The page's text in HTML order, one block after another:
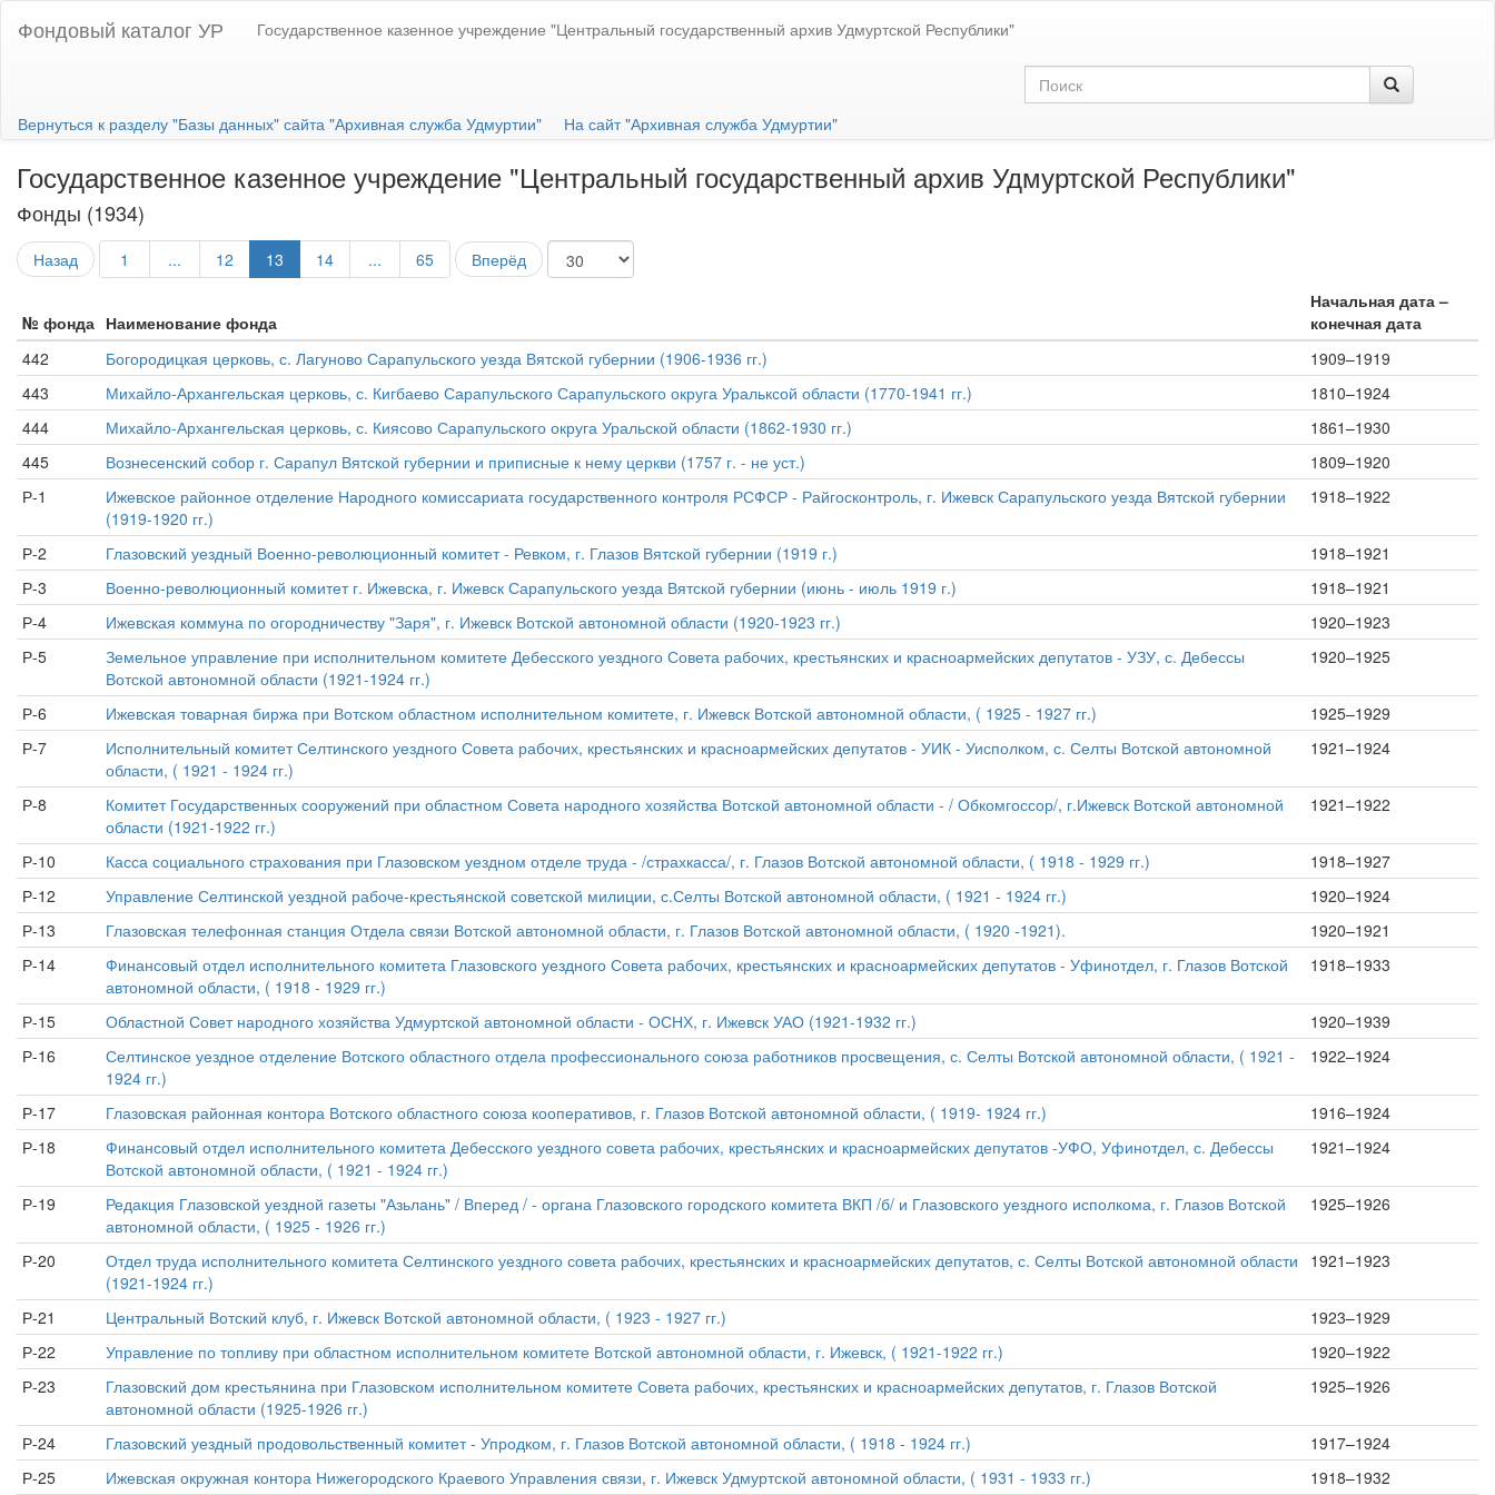
Фондовый каталог УР Государственное казенное учреждение "Центральный государственный архив Удмуртской Республики"
Вернуться к разделу "Базы данных" сайта "Архивная служба Удмуртии" На сайт "Архивная служба Удмуртии"
Государственное казенное учреждение "Центральный государственный архив Удмуртской Республики"
Фонды (1934)
Назад 1 ... 12 13 14 ... 65 Вперёд
№ фонда Наименование фонда
Начальная дата –
конечная дата
442
Богородицкая церковь, с. Лагуново Сарапульского уезда Вятской губернии (1906-1936 гг.)
1909–1919
443
Михайло-Архангельская церковь, с. Кигбаево Сарапульского Сарапульского округа Уральксой области (1770-1941 гг.)
1810–1924
444
Михайло-Архангельская церковь, с. Киясово Сарапульского округа Уральской области (1862-1930 гг.)
1861–1930
445
Вознесенский собор г. Сарапул Вятской губернии и приписные к нему церкви (1757 г. - не уст.)
1809–1920
Р-1
Ижевское районное отделение Народного комиссариата государственного контроля РСФСР - Райгосконтроль, г. Ижевск Сарапульского уезда Вятской губернии
(1919-1920 гг.)
1918–1922
Р-2 Глазовский уездный Военно-революционный комитет - Ревком, г. Глазов Вятской губернии (1919 г.)
1918–1921
Р-3
Военно-революционный комитет г. Ижевска, г. Ижевск Сарапульского уезда Вятской губернии (июнь - июль 1919 г.)
1918–1921
Р-4
Ижевская коммуна по огородничеству "Заря", г. Ижевск Вотской автономной области (1920-1923 гг.)
1920–1923
Р-5
Земельное управление при исполнительном комитете Дебесского уездного Совета рабочих, крестьянских и красноармейских депутатов - УЗУ, с. Дебессы
Вотской автономной области (1921-1924 гг.)
1920–1925
Р-6 Ижевская товарная биржа при Вотском областном исполнительном комитете, г. Ижевск Вотской автономной области, ( 1925 - 1927 гг.)
1925–1929
Р-7
Исполнительный комитет Селтинского уездного Совета рабочих, крестьянских и красноармейских депутатов - УИК - Уисполком, с. Селты Вотской автономной
области, ( 1921 - 1924 гг.)
1921–1924
Р-8
Комитет Государственных сооружений при областном Совета народного хозяйства Вотской автономной области - / Обкомгоссор/, г.Ижевск Вотской автономной
области (1921-1922 гг.)
1921–1922
Р-10 Касса социального страхования при Глазовском уездном отделе труда - /страхкасса/, г. Глазов Вотской автономной области, ( 1918 - 1929 гг.)
1918–1927
Р-12
Управление Селтинской уездной рабоче-крестьянской советской милиции, с.Селты Вотской автономной области, ( 1921 - 1924 гг.)
1920–1924
Р-13
Глазовская телефонная станция Отдела связи Вотской автономной области, г. Глазов Вотской автономной области, ( 1920 -1921).
1920–1921
Р-14
Финансовый отдел исполнительного комитета Глазовского уездного Совета рабочих, крестьянских и красноармейских депутатов - Уфинотдел, г. Глазов Вотской
автономной области, ( 1918 - 1929 гг.)
1918–1933
Р-15 Областной Совет народного хозяйства Удмуртской автономной области - ОСНХ, г. Ижевск УАО (1921-1932 гг.)
1920–1939
Р-16
Селтинское уездное отделение Вотского областного отдела профессионального союза работников просвещения, с. Селты Вотской автономной области, ( 1921 -
1924 гг.)
1922–1924
Р-17 Глазовская районная контора Вотского областного союза кооперативов, г. Глазов Вотской автономной области, ( 1919- 1924 гг.)
1916–1924
Р-18
Финансовый отдел исполнительного комитета Дебесского уездного совета рабочих, крестьянских и красноармейских депутатов -УФО, Уфинотдел, с. Дебессы
Вотской автономной области, ( 1921 - 1924 гг.)
1921–1924
Р-19
Редакция Глазовской уездной газеты "Азьлань" / Вперед / - органа Глазовского городского комитета ВКП /б/ и Глазовского уездного исполкома, г. Глазов Вотской
автономной области, ( 1925 - 1926 гг.)
1925–1926
Р-20
Отдел труда исполнительного комитета Селтинского уездного совета рабочих, крестьянских и красноармейских депутатов, с. Селты Вотской автономной области
(1921-1924 гг.)
1921–1923
Р-21 Центральный Вотский клуб, г. Ижевск Вотской автономной области, ( 1923 - 1927 гг.)
1923–1929
Р-22
Управление по топливу при областном исполнительном комитете Вотской автономной области, г. Ижевск, ( 1921-1922 гг.)
1920–1922
Р-23
Глазовский дом крестьянина при Глазовском исполнительном комитете Совета рабочих, крестьянских и красноармейских депутатов, г. Глазов Вотской
автономной области (1925-1926 гг.)
1925–1926
Р-24 Глазовский уездный продовольственный комитет - Упродком, г. Глазов Вотской автономной области, ( 1918 - 1924 гг.)
1917–1924
Р-25
Ижевская окружная контора Нижегородского Краевого Управления связи, г. Ижевск Удмуртской автономной области, ( 1931 - 1933 гг.) 1918–1932